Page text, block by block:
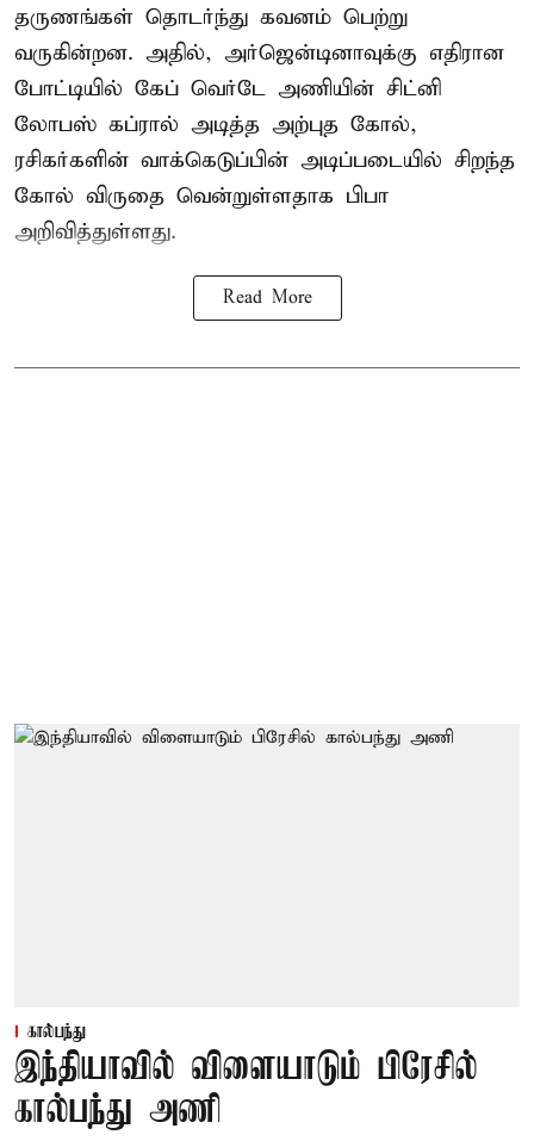
தருணங்கள் தொடர்ந்து கவனம் பெற்று
வருகின்றன. அதில், அர்ஜென்டினாவுக்கு எதிரான
போட்டியில் கேப் வெர்டே அணியின் சிட்னி
லோபஸ் கப்ரால் அடித்த அற்புத கோல்,
ரசிகர்களின் வாக்கெடுப்பின் அடிப்படையில் சிறந்த
கோல் விருதை வென்றுள்ளதாக பிபா
அறிவித்துள்ளது.
Read More
கால்பந்து
இந்தியாவில் விளையாடும் பிரேசில்
கால்பந்து அணி